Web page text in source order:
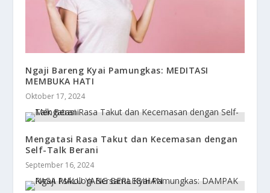
Ngaji Bareng Kyai Pamungkas: MEDITASI
MEMBUKA HATI
Oktober 17, 2024
Mengatasi Rasa Takut dan Kecemasan dengan
Self-Talk Berani
September 16, 2024